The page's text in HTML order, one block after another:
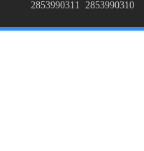
2853990311 2853990310